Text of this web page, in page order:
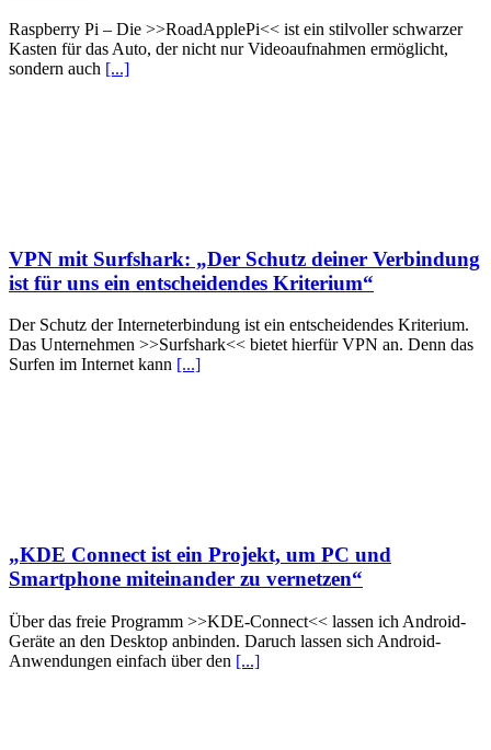
Raspberry Pi – Die >>RoadApplePi<< ist ein stilvoller schwarzer
Kasten für das Auto, der nicht nur Videoaufnahmen ermöglicht,
sondern auch [...]
VPN mit Surfshark: „Der Schutz deiner Verbindung
ist für uns ein entscheidendes Kriterium“
Der Schutz der Interneterbindung ist ein entscheidendes Kriterium.
Das Unternehmen >>Surfshark<< bietet hierfür VPN an. Denn das
Surfen im Internet kann [...]
„KDE Connect ist ein Projekt, um PC und
Smartphone miteinander zu vernetzen“
Über das freie Programm >>KDE-Connect<< lassen ich Android-
Geräte an den Desktop anbinden. Daruch lassen sich Android-
Anwendungen einfach über den [...]